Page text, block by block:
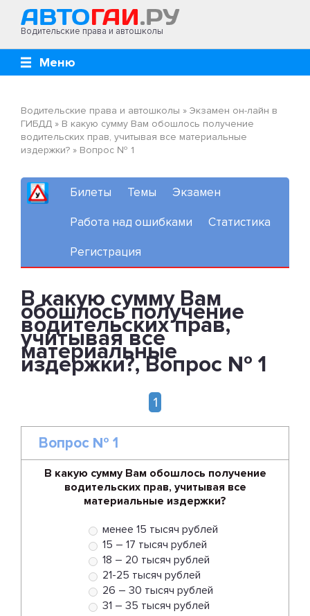
Водительские права и автошколы
Меню
Водительские права и автошколы » Экзамен он-лайн в
ГИБДД » В какую сумму Вам обошлось получение
водительских прав, учитывая все материальные
издержки? » Вопрос № 1
Билеты Темы Экзамен
Работа над ошибками Статистика
Регистрация
В какую сумму Вам
обошлось получение
водительских прав,
учитывая все
материальные
издержки?, Вопрос № 1
1
Вопрос № 1
В какую сумму Вам обошлось получение
водительских прав, учитывая все
материальные издержки?
менее 15 тысяч рублей
15 – 17 тысяч рублей
18 – 20 тысяч рублей
21-25 тысяч рублей
26 – 30 тысяч рублей
31 – 35 тысяч рублей